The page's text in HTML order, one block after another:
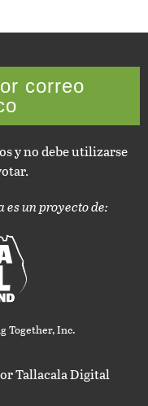
correo
y no debe utilizarse
un proyecto de:
Together, Inc.
Tallacala Digital